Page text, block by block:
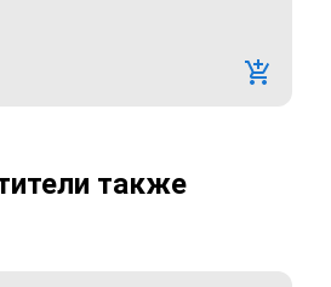
также